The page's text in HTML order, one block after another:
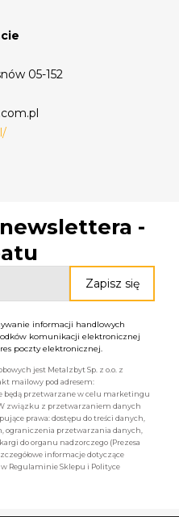
05-152
-
informacji handlowych
komunikacji elektronicznej
poczty elektronicznej.
jest Metalzbyt Sp. z o.o. z
mailowy pod adresem:
będą przetwarzane w celu marketingu
związku z przetwarzaniem danych
prawa: dostępu do treści danych,
ograniczenia przetwarzania danych,
do organu nadzorczego (Prezesa
informacje dotyczące
Regulaminie Sklepu i Polityce